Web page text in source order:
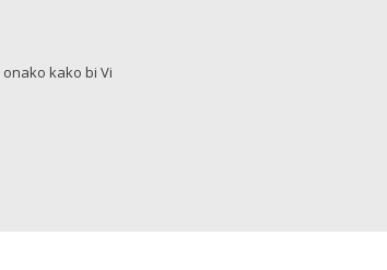
kako bi Vi